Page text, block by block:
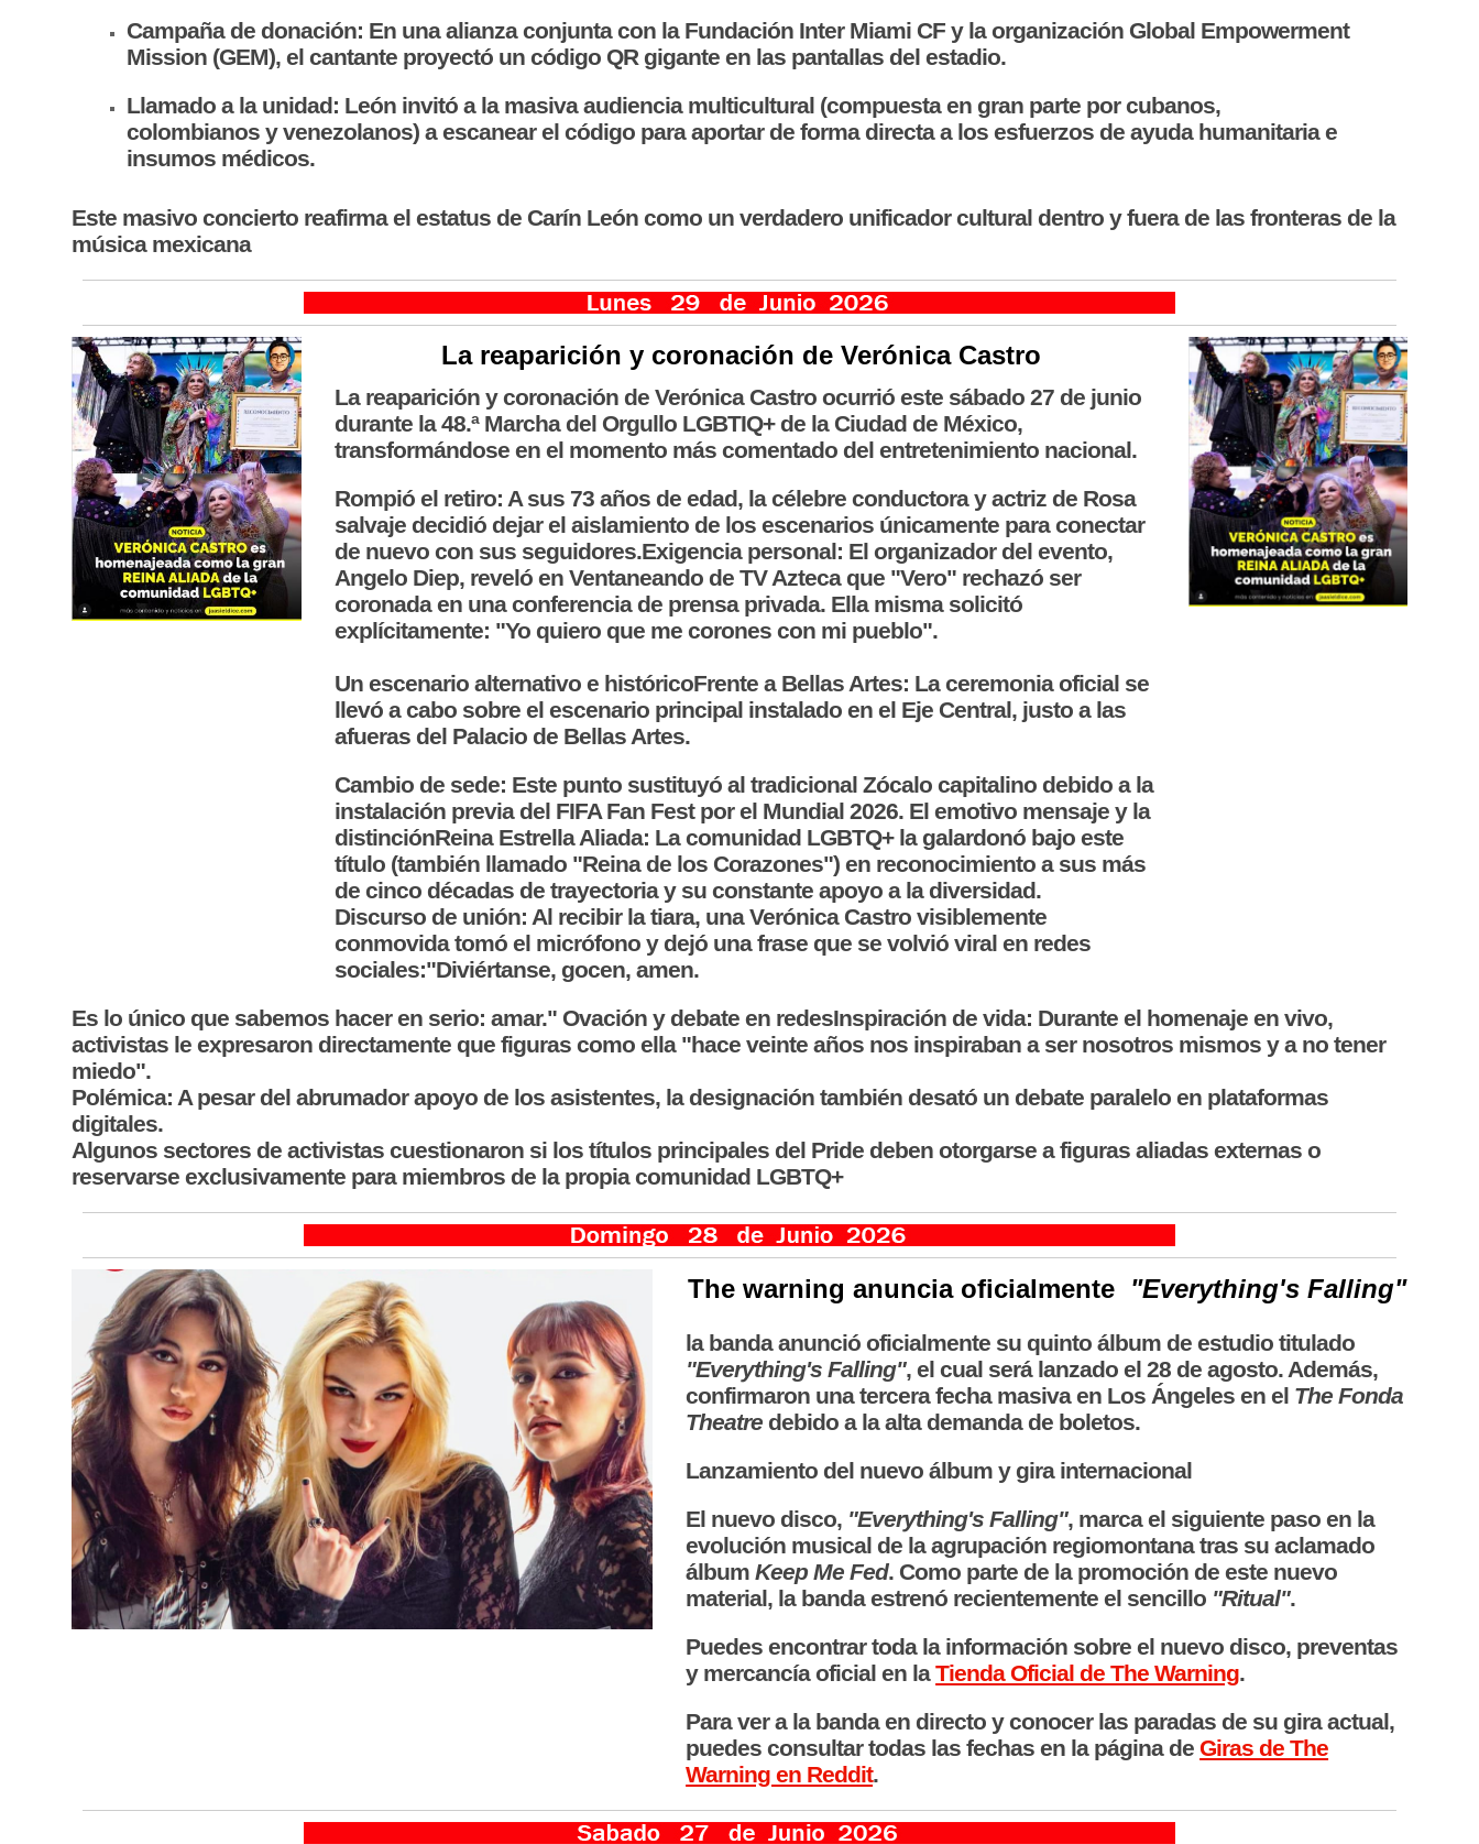
Campaña de donación: En una alianza conjunta con la Fundación Inter Miami CF y la organización Global Empowerment
Mission (GEM), el cantante proyectó un código QR gigante en las pantallas del estadio.
Llamado a la unidad: León invitó a la masiva audiencia multicultural (compuesta en gran parte por cubanos,
colombianos y venezolanos) a escanear el código para aportar de forma directa a los esfuerzos de ayuda humanitaria e
insumos médicos.
Este masivo concierto reafirma el estatus de Carín León como un verdadero unificador cultural dentro y fuera de las fronteras de la
música mexicana
La reaparición y coronación de Verónica Castro
La reaparición y coronación de Verónica Castro ocurrió este sábado 27 de junio
durante la 48.ª Marcha del Orgullo LGBTIQ+ de la Ciudad de México,
transformándose en el momento más comentado del entretenimiento nacional.
Rompió el retiro: A sus 73 años de edad, la célebre conductora y actriz de Rosa
salvaje decidió dejar el aislamiento de los escenarios únicamente para conectar
de nuevo con sus seguidores.Exigencia personal: El organizador del evento,
Angelo Diep, reveló en Ventaneando de TV Azteca que "Vero" rechazó ser
coronada en una conferencia de prensa privada. Ella misma solicitó
explícitamente: "Yo quiero que me corones con mi pueblo".
Un escenario alternativo e históricoFrente a Bellas Artes: La ceremonia oficial se
llevó a cabo sobre el escenario principal instalado en el Eje Central, justo a las
afueras del Palacio de Bellas Artes.
Cambio de sede: Este punto sustituyó al tradicional Zócalo capitalino debido a la
instalación previa del FIFA Fan Fest por el Mundial 2026. El emotivo mensaje y la
distinciónReina Estrella Aliada: La comunidad LGBTQ+ la galardonó bajo este
título (también llamado "Reina de los Corazones") en reconocimiento a sus más
de cinco décadas de trayectoria y su constante apoyo a la diversidad.
Discurso de unión: Al recibir la tiara, una Verónica Castro visiblemente
conmovida tomó el micrófono y dejó una frase que se volvió viral en redes
sociales:"Diviértanse, gocen, amen.
Es lo único que sabemos hacer en serio: amar." Ovación y debate en redesInspiración de vida: Durante el homenaje en vivo,
activistas le expresaron directamente que figuras como ella "hace veinte años nos inspiraban a ser nosotros mismos y a no tener
miedo".
Polémica: A pesar del abrumador apoyo de los asistentes, la designación también desató un debate paralelo en plataformas
digitales.
Algunos sectores de activistas cuestionaron si los títulos principales del Pride deben otorgarse a figuras aliadas externas o
reservarse exclusivamente para miembros de la propia comunidad LGBTQ+
The warning anuncia oficialmente "Everything's Falling"
la banda anunció oficialmente su quinto álbum de estudio titulado
"Everything's Falling", el cual será lanzado el 28 de agosto. Además,
confirmaron una tercera fecha masiva en Los Ángeles en el The Fonda
Theatre debido a la alta demanda de boletos.
Lanzamiento del nuevo álbum y gira internacional
El nuevo disco, "Everything's Falling", marca el siguiente paso en la
evolución musical de la agrupación regiomontana tras su aclamado
álbumKeep Me Fed. Como parte de la promoción de este nuevo
material, la banda estrenó recientemente el sencillo "Ritual".
Puedes encontrar toda la información sobre el nuevo disco, preventas
y mercancía oficial en laTienda Oficial de The Warning.
Para ver a la banda en directo y conocer las paradas de su gira actual,
puedes consultar todas las fechas en la página deGiras de The
Warning en Reddit.